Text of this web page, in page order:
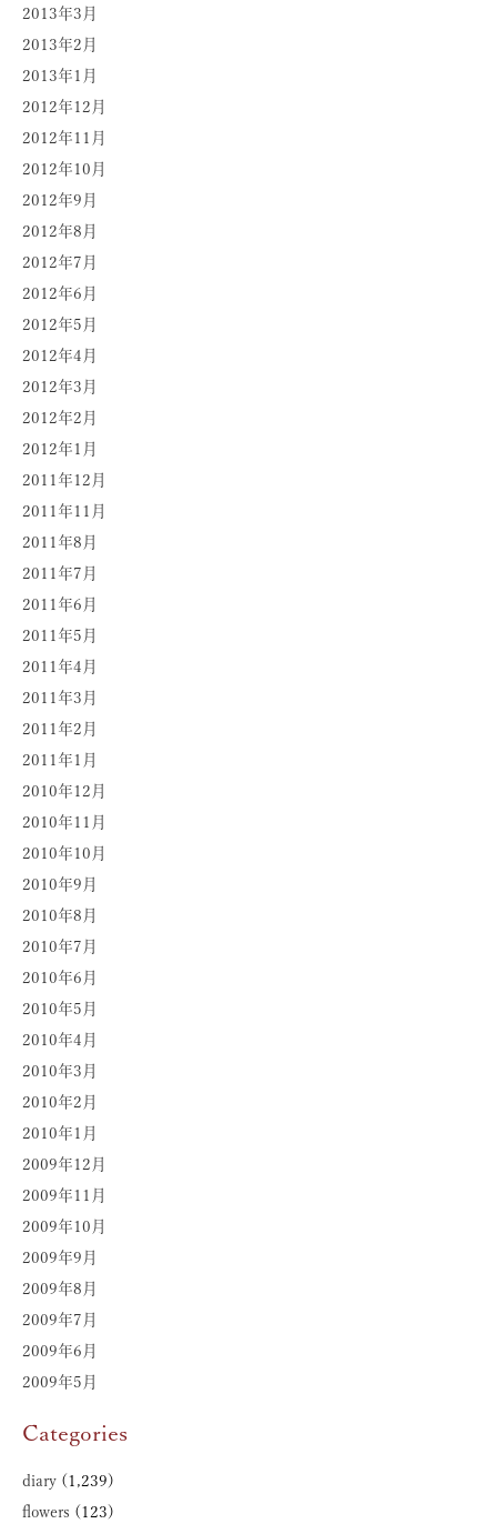
2013年3月
2013年2月
2013年1月
2012年12月
2012年11月
2012年10月
2012年9月
2012年8月
2012年7月
2012年6月
2012年5月
2012年4月
2012年3月
2012年2月
2012年1月
2011年12月
2011年11月
2011年8月
2011年7月
2011年6月
2011年5月
2011年4月
2011年3月
2011年2月
2011年1月
2010年12月
2010年11月
2010年10月
2010年9月
2010年8月
2010年7月
2010年6月
2010年5月
2010年4月
2010年3月
2010年2月
2010年1月
2009年12月
2009年11月
2009年10月
2009年9月
2009年8月
2009年7月
2009年6月
2009年5月
Categories
diary (1,239)
flowers (123)